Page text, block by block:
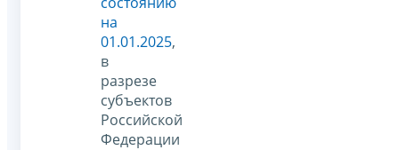
на
01.01.2025,
в
разрезе
субъектов
Российской
Федерации